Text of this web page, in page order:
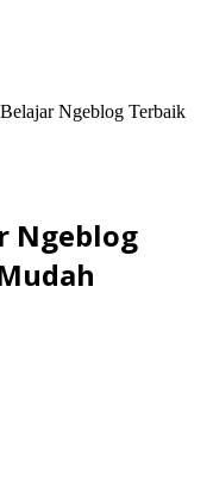
Ngeblog Terbaik
Ngeblog